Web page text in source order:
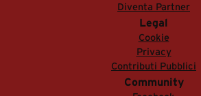
Diventa Partner
Legal
Cookie
Privacy
Contributi Pubblici
Community